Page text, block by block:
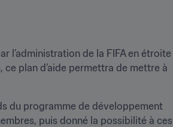
l’administration de la FIFA en étroite
plan d’aide permettra de mettre à
du programme de développement
puis donné la possibilité à ces